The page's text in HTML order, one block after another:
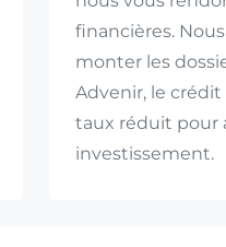
financières.
monter les
Advenir, le crédit
taux réduit pour
investissement.